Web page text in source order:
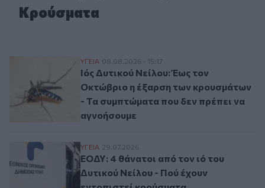
Κρούσματα
Ιός Δυτικού Νείλου: Έως τον Οκτώβριο
ΥΓΕΙΑ 08.08.2026 - 15:17
Ιός Δυτικού Νείλου: Έως τον
Οκτώβριο η έξαρση των κρουσμάτων
- Τα συμπτώματα που δεν πρέπει να
αγνοήσουμε
ΕΟΔΥ: 4 θάνατοι από τον ιό του Δυτικού
ΥΓΕΙΑ 29.07.2026
ΕΟΔΥ: 4 θάνατοι από τον ιό του
Δυτικού Νείλου - Πού έχουν